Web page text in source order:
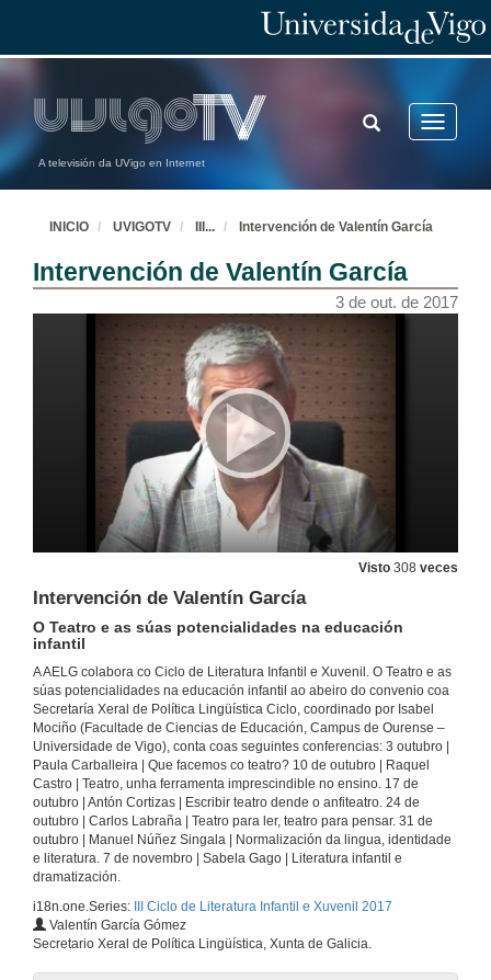
A televisión da UVigo en Internet
Toggle
TOGGLE
SEARCH
INICIO UVIGOTV ... Intervención de Valentín García
Intervención de Valentín García
3 de out. de 2017
Visto 308 veces
Intervención de Valentín García
O Teatro e as súas potencialidades na educación
infantil
A AELG colabora co Ciclo de Literatura Infantil e Xuvenil. O Teatro e as
súas potencialidades na educación infantil ao abeiro do convenio coa
Secretaría Xeral de Política Lingüística Ciclo, coordinado por Isabel
Mociño (Facultade de Ciencias de Educación, Campus de Ourense –
Universidade de Vigo), conta coas seguintes conferencias: 3 outubro |
Paula Carballeira | Que facemos co teatro? 10 de outubro | Raquel
Castro | Teatro, unha ferramenta imprescindible no ensino. 17 de
outubro | Antón Cortizas | Escribir teatro dende o anfiteatro. 24 de
outubro | Carlos Labraña | Teatro para ler, teatro para pensar. 31 de
outubro | Manuel Núñez Singala | Normalización da lingua, identidade
e literatura. 7 de novembro | Sabela Gago | Literatura infantil e
dramatización.
i18n.one.Series:
III Ciclo de Literatura Infantil e Xuvenil 2017
Valentín García Gómez
Secretario Xeral de Política Lingüística, Xunta de Galicia.